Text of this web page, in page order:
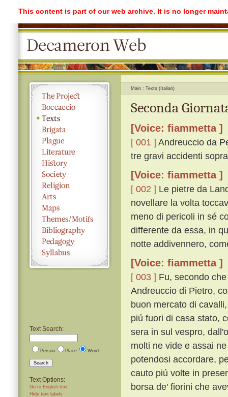
This content is part of our web archive. It is no longer
Text Search:
Person Place Word
Search
Text Options:
Go to English text
Hide text labels
Main Texts (Italian)
Seconda
[Voice: fiammetta ]
[ 001 ] Andreuccio da
tre gravi accidenti
[Voice: fiammetta ]
[ 002 ] Le pietre da
novellare la volta
meno di pericoli in sé
differente da essa, in
notte addivennero,
[Voice: fiammetta ]
[ 003 ] Fu, secondo
Andreuccio di Pietro,
buon mercato di
piú fuori di casa stato,
sera in sul vespro,
molti ne vide e assai
potendosi accordare,
cauto piú volte in
borsa de' fiorini che